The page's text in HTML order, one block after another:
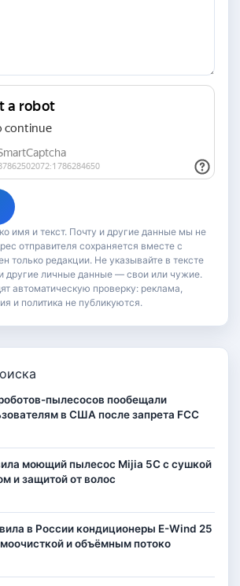
имя и текст. Почту и другие данные мы не
отправителя сохраняется вместе с
только редакции. Не указывайте в тексте
другие личные данные — свои или чужие.
автоматическую проверку: реклама,
и политика не публикуются.
пылесосов пообещали
в США после запрета FCC
моющий пылесос Mijia 5C с сушкой
и защитой от волос
в России кондиционеры E-Wind 25
и объёмным потоко